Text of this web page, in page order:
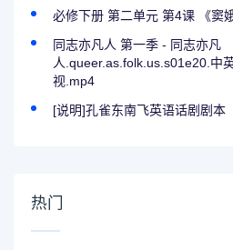
必修下册 第二单元 第4课 《窦
同志亦凡人 第一季 - 同志亦凡
人.queer.as.folk.us.s01e20.中
视.mp4
[说明]孔雀东南飞英语话剧剧本
热门